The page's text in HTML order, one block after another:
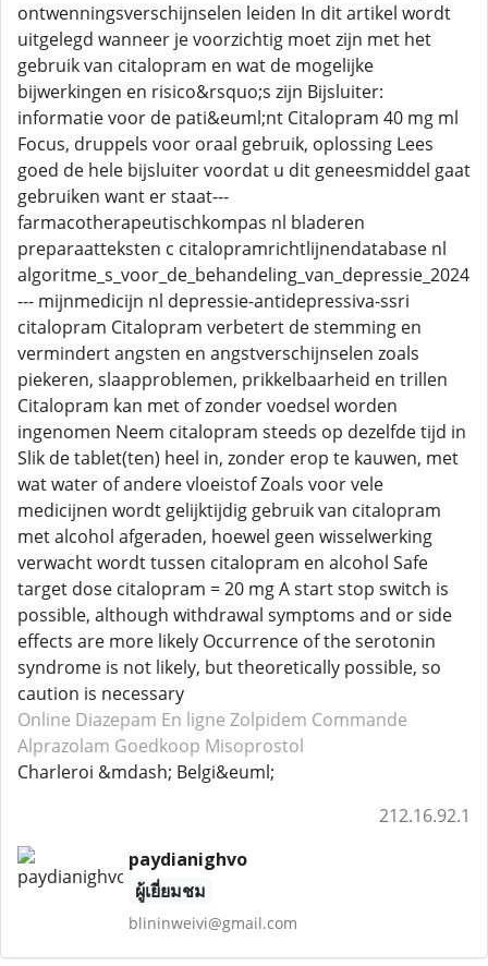
ontwenningsverschijnselen leiden In dit artikel wordt
uitgelegd wanneer je voorzichtig moet zijn met het
gebruik van citalopram en wat de mogelijke
bijwerkingen en risico&rsquo;s zijn Bijsluiter:
informatie voor de pati&euml;nt Citalopram 40 mg ml
Focus, druppels voor oraal gebruik, oplossing Lees
goed de hele bijsluiter voordat u dit geneesmiddel gaat
gebruiken want er staat---
farmacotherapeutischkompas nl bladeren
preparaatteksten c citalopramrichtlijnendatabase nl
algoritme_s_voor_de_behandeling_van_depressie_2024
--- mijnmedicijn nl depressie-antidepressiva-ssri
citalopram Citalopram verbetert de stemming en
vermindert angsten en angstverschijnselen zoals
piekeren, slaapproblemen, prikkelbaarheid en trillen
Citalopram kan met of zonder voedsel worden
ingenomen Neem citalopram steeds op dezelfde tijd in
Slik de tablet(ten) heel in, zonder erop te kauwen, met
wat water of andere vloeistof Zoals voor vele
medicijnen wordt gelijktijdig gebruik van citalopram
met alcohol afgeraden, hoewel geen wisselwerking
verwacht wordt tussen citalopram en alcohol Safe
target dose citalopram = 20 mg A start stop switch is
possible, although withdrawal symptoms and or side
effects are more likely Occurrence of the serotonin
syndrome is not likely, but theoretically possible, so
caution is necessary
Online Diazepam En ligne Zolpidem Commande
Alprazolam Goedkoop Misoprostol
Charleroi &mdash; Belgi&euml;
212.16.92.1
paydianighvo
ผู้เยี่ยมชม
blininweivi@gmail.com